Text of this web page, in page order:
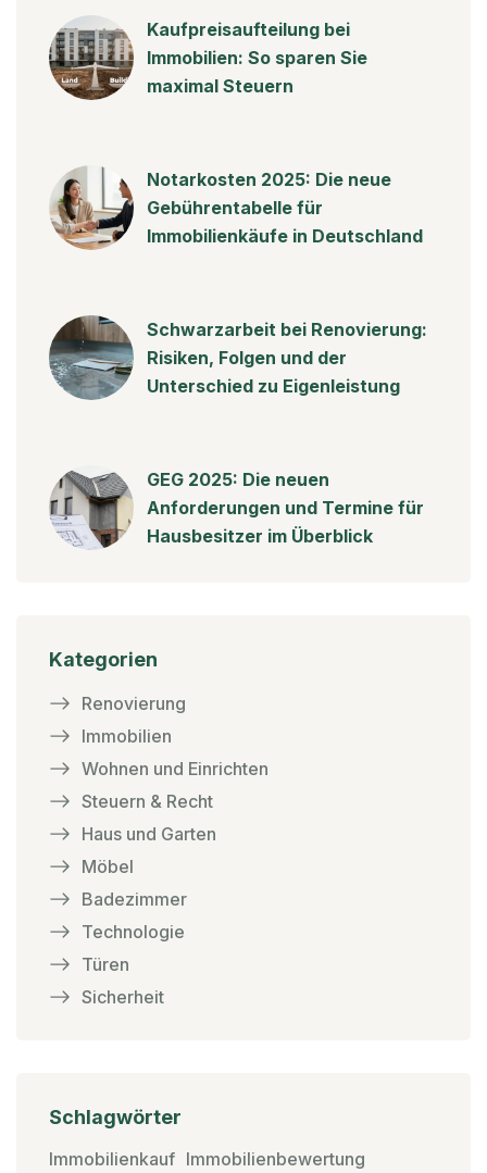
Kaufpreisaufteilung bei
Immobilien: So sparen Sie
maximal Steuern
Notarkosten 2025: Die neue
Gebührentabelle für
Immobilienkäufe in Deutschland
Schwarzarbeit bei Renovierung:
Risiken, Folgen und der
Unterschied zu Eigenleistung
GEG 2025: Die neuen
Anforderungen und Termine für
Hausbesitzer im Überblick
Kategorien
Renovierung
Immobilien
Wohnen und Einrichten
Steuern & Recht
Haus und Garten
Möbel
Badezimmer
Technologie
Türen
Sicherheit
Schlagwörter
Immobilienkauf Immobilienbewertung